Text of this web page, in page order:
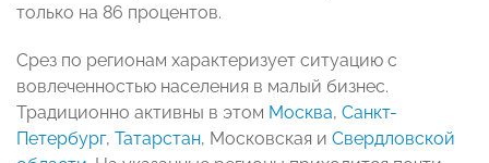
только на 86 процентов.
Срез по регионам характеризует ситуацию с
вовлеченностью населения в малый бизнес.
Традиционно активны в этом Москва, Санкт-
Петербург, Татарстан, Московская и Свердловской